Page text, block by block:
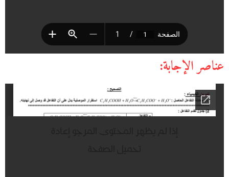
عناصر الإجابة: